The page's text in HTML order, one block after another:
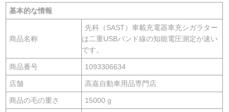
基本的な情報
商品名称
先科（SAST）車載充電器車充シガラター
は二重USBバンド線の知能電圧測定が速い
です。
商品番号 1093306634
店舗 高嘉自動車用品専門店
商品の毛の重さ 15000 g